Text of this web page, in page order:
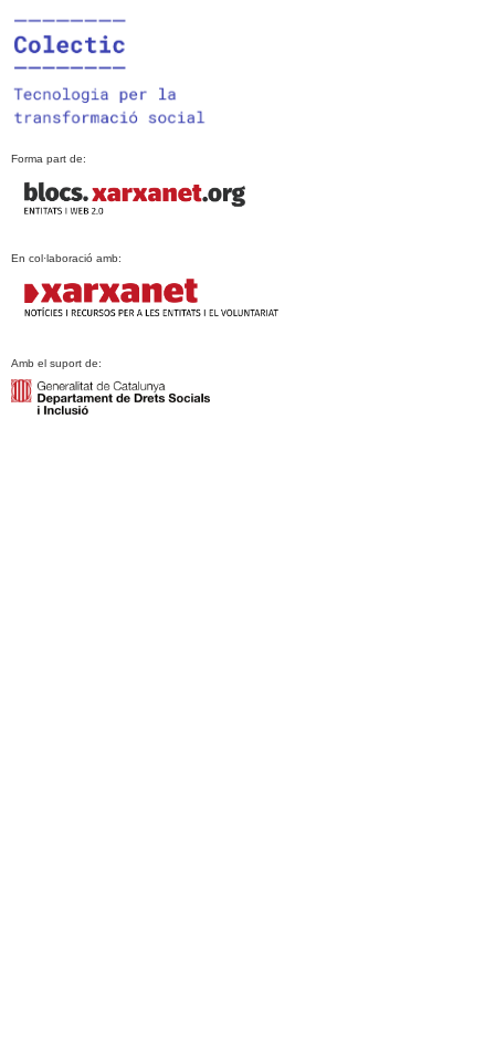
Forma part de:
En col·laboració amb:
Amb el suport de: